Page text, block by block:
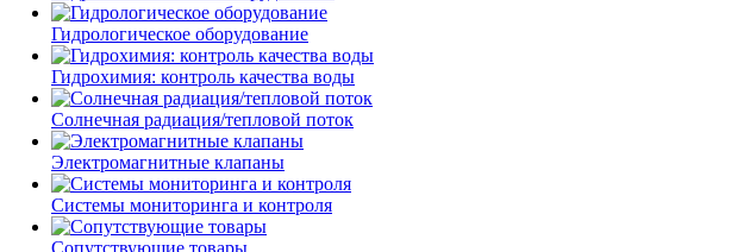
Гидрологическое оборудование
Гидрохимия: контроль качества воды
Солнечная радиация/тепловой поток
Электромагнитные клапаны
Системы мониторинга и контроля
Сопутствующие товары